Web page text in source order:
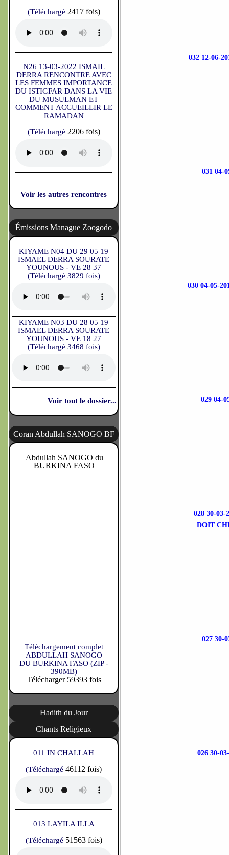
(Téléchargé 2417 fois)
N26 13-03-2022 ISMAIL
DERRA RENCONTRE AVEC
LES FEMMES IMPORTANCE
DU ISTIGFAR DANS LA VIE
DU MUSULMAN ET
COMMENT ACCUEILLIR LE
RAMADAN
(Téléchargé 2206 fois)
Voir les autres rencontres
Émissions Manague Zoogodo
KIYAME N04 DU 29 05 19
ISMAEL DERRA SOURATE
YOUNOUS - VE 28 37
(Téléchargé 3829 fois)
KIYAME N03 DU 28 05 19
ISMAEL DERRA SOURATE
YOUNOUS - VE 18 27
(Téléchargé 3468 fois)
Voir tout le dossier...
Coran Abdullah SANOGO BF
Abdullah SANOGO du
BURKINA FASO
Téléchargement complet
ABDULLAH SANOGO
DU BURKINA FASO (ZIP -
390MB)
Télécharger 59393 fois
Hadith du Jour
Chants Religieux
011 IN CHALLAH
(Téléchargé 46112 fois)
013 LAYILA ILLA
(Téléchargé 51563 fois)
032 12-06-
031 04-
030 04-05-
029 04-
028 30-
DOIT
027 30-
026 30-